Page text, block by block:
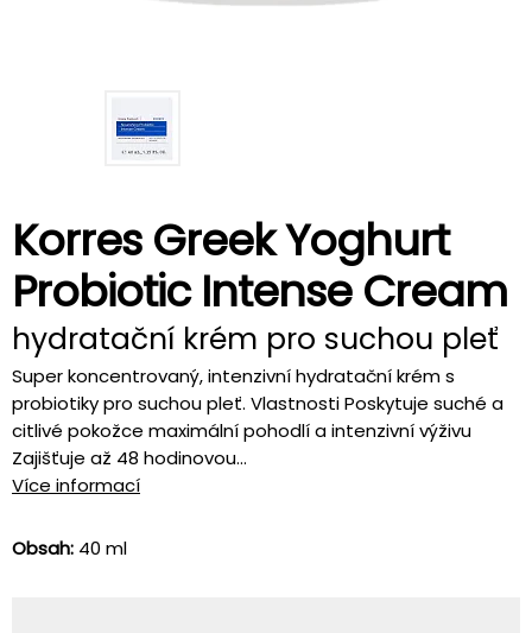
Korres Greek Yoghurt
Probiotic Intense Cream
hydratační krém pro suchou pleť
Super koncentrovaný, intenzivní hydratační krém s
probiotiky pro suchou pleť. Vlastnosti Poskytuje suché a
citlivé pokožce maximální pohodlí a intenzivní výživu
Zajišťuje až 48 hodinovou...
Více informací
Obsah: 40 ml